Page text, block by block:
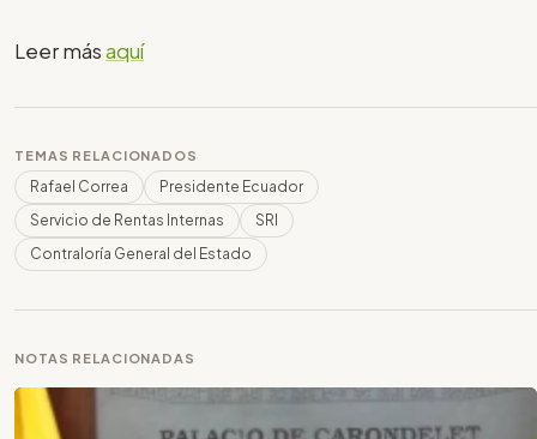
Leer másaquí
TEMAS RELACIONADOS
Rafael Correa
Presidente Ecuador
Servicio de Rentas Internas
SRI
Contraloría General del Estado
NOTAS RELACIONADAS